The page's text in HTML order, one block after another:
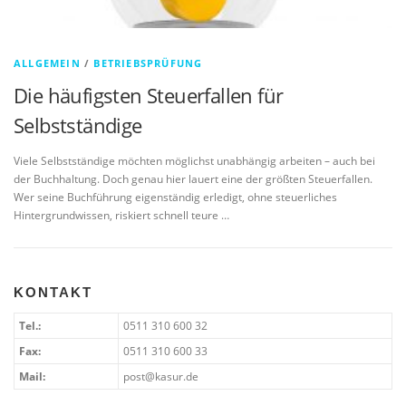
ALLGEMEIN / BETRIEBSPRÜFUNG
Die häufigsten Steuerfallen für
Selbstständige
Viele Selbstständige möchten möglichst unabhängig arbeiten – auch bei
der Buchhaltung. Doch genau hier lauert eine der größten Steuerfallen.
Wer seine Buchführung eigenständig erledigt, ohne steuerliches
Hintergrundwissen, riskiert schnell teure …
KONTAKT
Tel.:
0511 310 600 32
Fax:
0511 310 600 33
Mail:
post@kasur.de